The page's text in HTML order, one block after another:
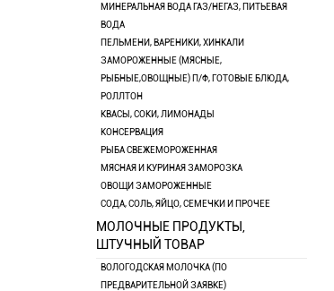
МИНЕРАЛЬНАЯ ВОДА ГАЗ/НЕГАЗ, ПИТЬЕВАЯ
ВОДА
ПЕЛЬМЕНИ, ВАРЕНИКИ, ХИНКАЛИ
ЗАМОРОЖЕННЫЕ (МЯСНЫЕ,
РЫБНЫЕ,ОВОЩНЫЕ) П/Ф, ГОТОВЫЕ БЛЮДА,
РОЛЛТОН
КВАСЫ, СОКИ, ЛИМОНАДЫ
КОНСЕРВАЦИЯ
РЫБА СВЕЖЕМОРОЖЕННАЯ
МЯСНАЯ И КУРИНАЯ ЗАМОРОЗКА
ОВОЩИ ЗАМОРОЖЕННЫЕ
СОДА, СОЛЬ, ЯЙЦО, СЕМЕЧКИ И ПРОЧЕЕ
МОЛОЧНЫЕ ПРОДУКТЫ,
ШТУЧНЫЙ ТОВАР
ВОЛОГОДСКАЯ МОЛОЧКА (ПО
ПРЕДВАРИТЕЛЬНОЙ ЗАЯВКЕ)